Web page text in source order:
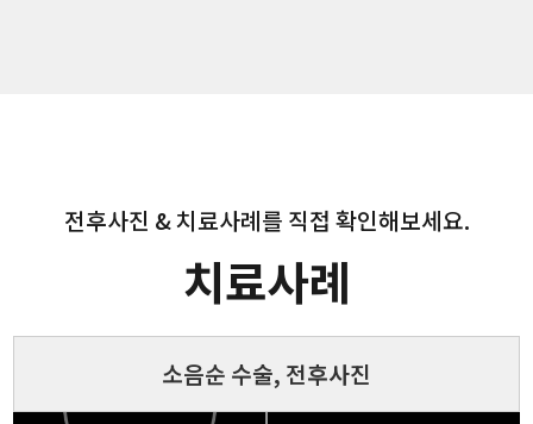
전후사진 & 치료사례를 직접 확인해보세요.
치료사례
소음순 수술, 전후사진